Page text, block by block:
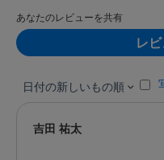
日付の新しいもの順
吉田 祐太
あなたのレビューを共有
レ